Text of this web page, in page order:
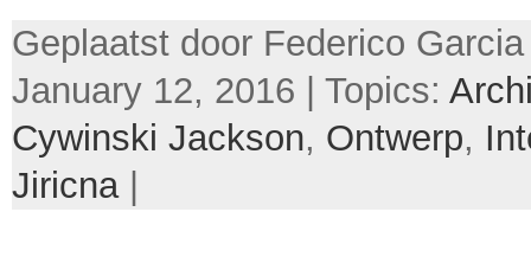
Geplaatst door Federico
January 12, 2016 | Topics:
Cywinski Jackson, Ontwerp,
Jiricna|